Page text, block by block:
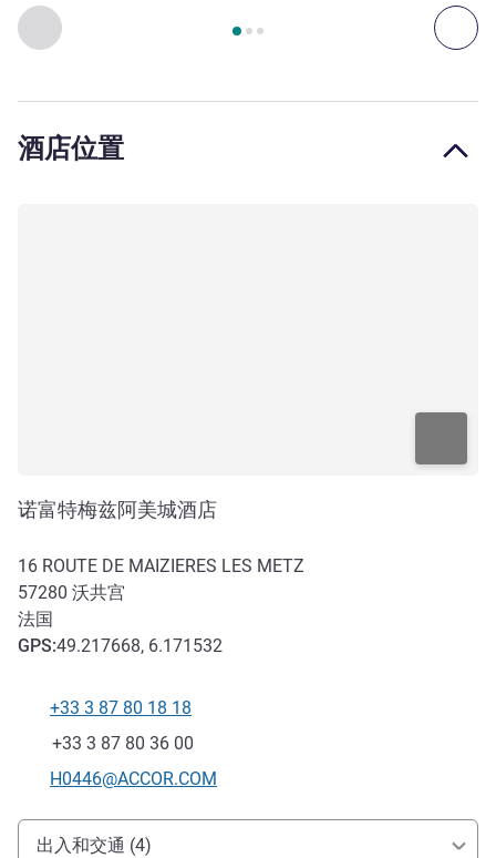
上一个 - 客房 下
第 页，共 , 客房 1 : 行政房，配备 1 张大床和 1 张单
酒店位置
诺富特梅兹阿美城酒店
16 ROUTE DE MAIZIERES LES METZ
57280 沃共宫
法国
GPS:49.217668, 6.171532
电话
+33 3 87 80 18 18
传真
+33 3 87 80 36 00
联系电子邮件
H0446@ACCOR.COM
抵达和交通
出入和交通 (4)